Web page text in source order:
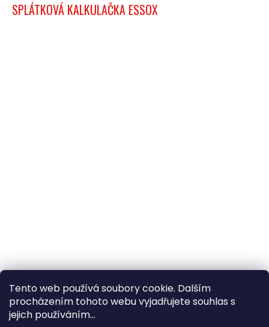
Tento web používá soubory cookie. Dalším
procházením tohoto webu vyjadřujete souhlas s
jejich používáním...
SPLÁTKOVÁ KALKULAČKA ESSOX
×
Hledáte nejvýhodnější cenu? Získáte jí
pomocíregistrace